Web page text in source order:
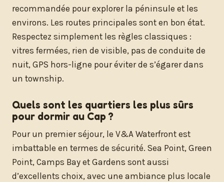
recommandée pour explorer la péninsule et les
environs. Les routes principales sont en bon état.
Respectez simplement les règles classiques :
vitres fermées, rien de visible, pas de conduite de
nuit, GPS hors-ligne pour éviter de s’égarer dans
un township.
Quels sont les quartiers les plus sûrs
pour dormir au Cap ?
Pour un premier séjour, le V&A Waterfront est
imbattable en termes de sécurité. Sea Point, Green
Point, Camps Bay et Gardens sont aussi
d’excellents choix, avec une ambiance plus locale